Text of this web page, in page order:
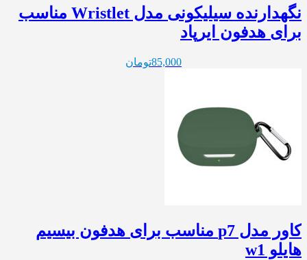
نگهدارنده سیلیکونی مدل Wristlet مناسب
برای هدفون ایرپاد
85,000تومان
کاور مدل p7 مناسب برای هدفون بیسیم
هایلو w1